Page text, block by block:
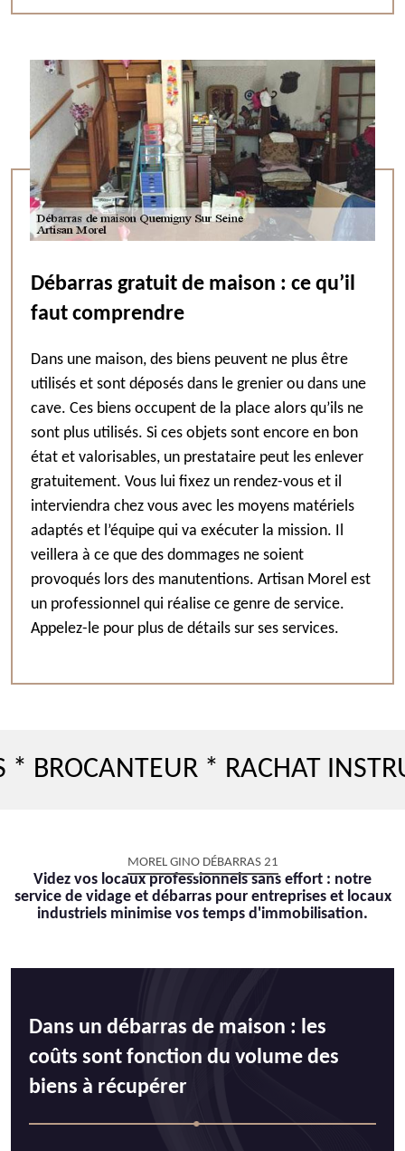
Débarras gratuit de maison : ce qu’il
faut comprendre
Dans une maison, des biens peuvent ne plus être
utilisés et sont déposés dans le grenier ou dans une
cave. Ces biens occupent de la place alors qu’ils ne
sont plus utilisés. Si ces objets sont encore en bon
état et valorisables, un prestataire peut les enlever
gratuitement. Vous lui fixez un rendez-vous et il
interviendra chez vous avec les moyens matériels
adaptés et l’équipe qui va exécuter la mission. Il
veillera à ce que des dommages ne soient
provoqués lors des manutentions. Artisan Morel est
un professionnel qui réalise ce genre de service.
Appelez-le pour plus de détails sur ses services.
* RACHAT
MOREL GINO DÉBARRAS 21
Videz vos locaux professionnels sans effort : notre
service de vidage et débarras pour entreprises et locaux
industriels minimise vos temps d'immobilisation.
Dans un débarras de maison : les
coûts sont fonction du volume des
biens à récupérer